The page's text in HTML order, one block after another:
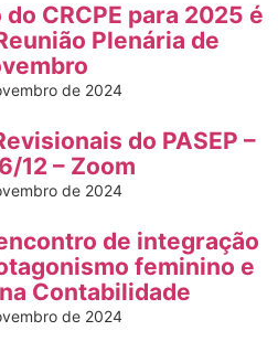
CRCPE para 2025 é
Plenária de
de 2024
do PASEP –
12 – Zoom
de 2024
de integração
feminino e
Contabilidade
de 2024